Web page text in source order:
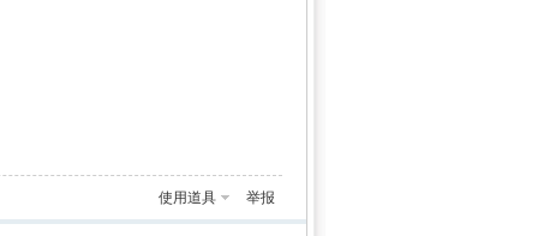
使用道具 举报